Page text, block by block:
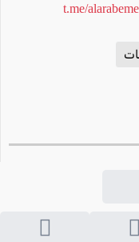
t.me/